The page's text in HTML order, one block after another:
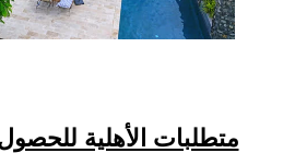
متطلبات الأهلية